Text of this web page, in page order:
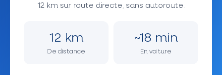
12 km sur route directe, sans autoroute.
12 km
De distance
~18 min
En voiture